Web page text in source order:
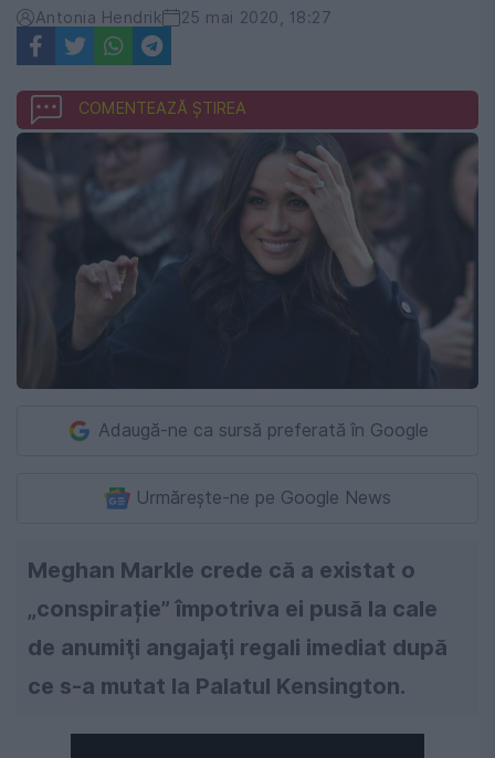
Antonia Hendrik 25 mai 2020, 18:27
COMENTEAZĂ ȘTIREA
Adaugă-ne ca sursă preferată în Google
Urmărește-ne pe Google News
Meghan Markle crede că a existat o
„conspirație” împotriva ei pusă la cale
de anumiţi angajaţi regali imediat după
ce s-a mutat la Palatul Kensington.